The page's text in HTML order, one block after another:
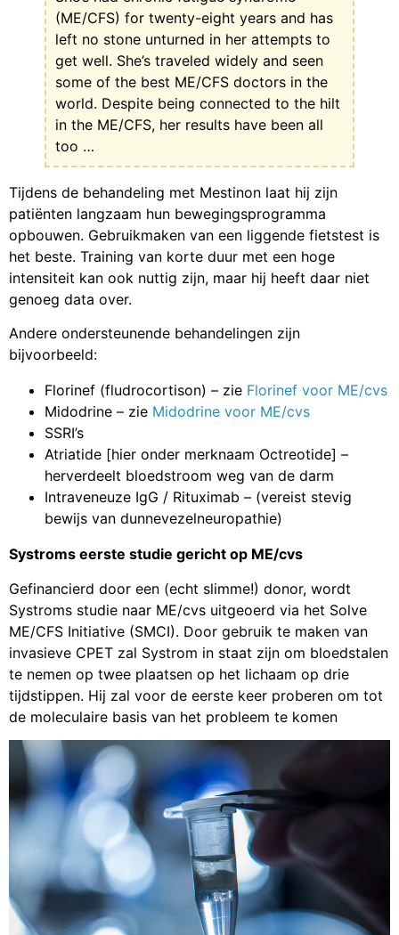
(ME/CFS) for twenty-eight years and has
left no stone unturned in her attempts to
get well. She’s traveled widely and seen
some of the best ME/CFS doctors in the
world. Despite being connected to the hilt
in the ME/CFS, her results have been all
too …
Tijdens de behandeling met Mestinon laat hij zijn
patiënten langzaam hun bewegingsprogramma
opbouwen. Gebruikmaken van een liggende fietstest is
het beste. Training van korte duur met een hoge
intensiteit kan ook nuttig zijn, maar hij heeft daar niet
genoeg data over.
Andere ondersteunende behandelingen zijn
bijvoorbeeld:
Florinef (fludrocortison) – zie Florinef voor ME/cvs
Midodrine – zie Midodrine voor ME/cvs
SSRI’s
Atriatide [hier onder merknaam Octreotide] –
herverdeelt bloedstroom weg van de darm
Intraveneuze IgG / Rituximab – (vereist stevig
bewijs van dunnevezelneuropathie)
Systroms eerste studie gericht op ME/cvs
Gefinancierd door een (echt slimme!) donor, wordt
Systroms studie naar ME/cvs uitgeoerd via het Solve
ME/CFS Initiative (SMCI). Door gebruik te maken van
invasieve CPET zal Systrom in staat zijn om bloedstalen
te nemen op twee plaatsen op het lichaam op drie
tijdstippen. Hij zal voor de eerste keer proberen om tot
de moleculaire basis van het probleem te komen